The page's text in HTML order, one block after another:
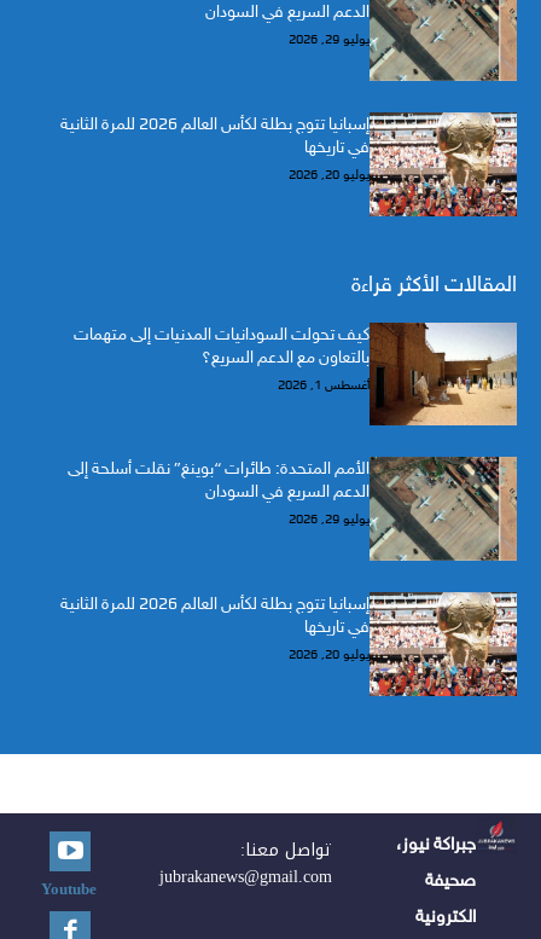
الدعم السريع في السودان
يوليو 29, 2026
إسبانيا تتوج بطلة لكأس العالم 2026 للمرة الثانية
في تاريخها
يوليو 20, 2026
المقالات الأكثر قراءة
كيف تحولت السودانيات المدنيات إلى متهمات
بالتعاون مع الدعم السريع؟
أغسطس 1, 2026
الأمم المتحدة: طائرات “بوينغ” نقلت أسلحة إلى
الدعم السريع في السودان
يوليو 29, 2026
إسبانيا تتوج بطلة لكأس العالم 2026 للمرة الثانية
في تاريخها
يوليو 20, 2026
جبراكة نيوز،
صحيفة
الكترونية
تواصل معنا:
jubrakanews@gmail.com
Youtube